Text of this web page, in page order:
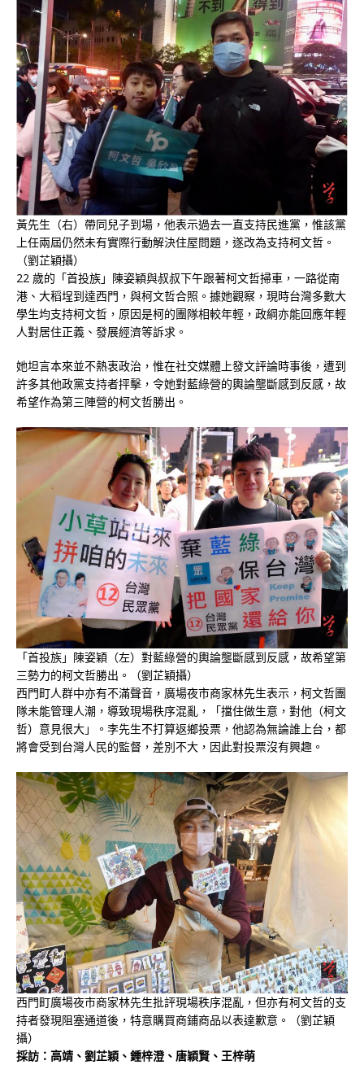
黃先生（右）帶同兒子到場，他表示過去一直支持民進黨，惟該黨
上任兩屆仍然未有實際行動解決住屋問題，遂改為支持柯文哲。
（劉芷穎攝）
22 歲的「首投族」陳姿穎與叔叔下午跟著柯文哲掃車，一路從南
港、大稻埕到達西門，與柯文哲合照。據她觀察，現時台灣多數大
學生均支持柯文哲，原因是柯的團隊相較年輕，政綱亦能回應年輕
人對居住正義、發展經濟等訴求。
她坦言本來並不熱衷政治，惟在社交媒體上發文評論時事後，遭到
許多其他政黨支持者抨擊，令她對藍綠營的輿論壟斷感到反感，故
希望作為第三陣營的柯文哲勝出。
「首投族」陳姿穎（左）對藍綠營的輿論壟斷感到反感，故希望第
三勢力的柯文哲勝出。（劉芷穎攝）
西門町人群中亦有不滿聲音，廣場夜市商家林先生表示，柯文哲團
隊未能管理人潮，導致現場秩序混亂，「擋住做生意，對他（柯文
哲）意見很大」。李先生不打算返鄉投票，他認為無論誰上台，都
將會受到台灣人民的監督，差別不大，因此對投票沒有興趣。
西門町廣場夜市商家林先生批評現場秩序混亂，但亦有柯文哲的支
持者發現阻塞通道後，特意購買商鋪商品以表達歉意。（劉芷穎
攝）
採訪：高靖、劉芷穎、鍾梓澄、唐穎賢、王梓萌